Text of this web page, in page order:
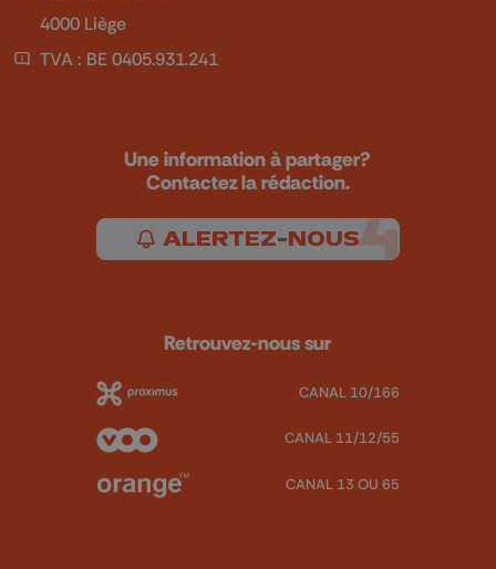
4000 Liège
TVA : BE 0405.931.241
Une information à partager?
Contactez la rédaction.
ALERTEZ-NOUS
Retrouvez-nous sur
CANAL 10/166
CANAL 11/12/55
CANAL 13 OU 65